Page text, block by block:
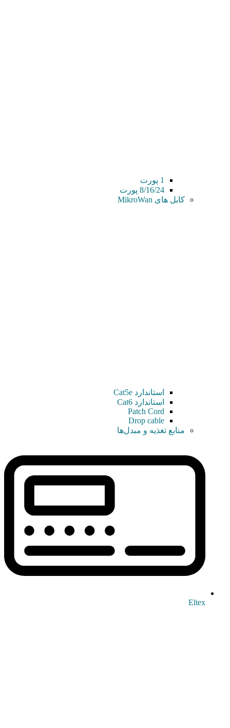
1 پورت
8/16/24 پورت
کابل های MikroWan
استاندارد Cat5e
استاندارد Cat6
Patch Cord
Drop cable
منابع تغذیه و مبدل‌ها
Eltex